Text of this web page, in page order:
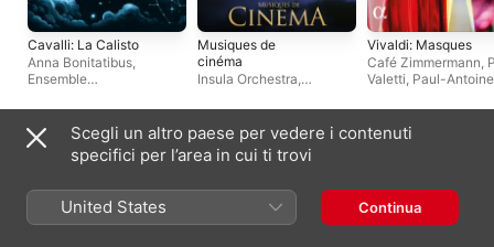
Cavalli: La Calisto
Anna Bonitatibus,
Ensemble
Lauranne Oliva,
Giuseppina Bridelli
Sébastien Daucé,
Zachary Wilder,Alex
Bénos-Djian
Musiques de
cinéma
Insula Orchestra,
Vivaldi: Masques
Café Zimmermann,
Valetti, Paul-Antoine
Altri artisti
Scegli un altro paese per vedere i contenuti
specifici per l’area in cui ti trovi
United States Continua